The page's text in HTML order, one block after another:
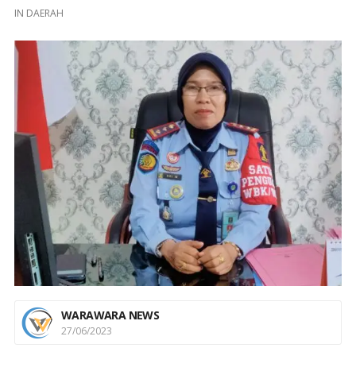
IN DAERAH
WARAWARA NEWS
27/06/2023